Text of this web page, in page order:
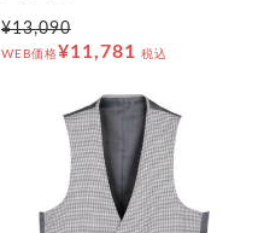
¥13,090
WEB価格¥11,781 税込